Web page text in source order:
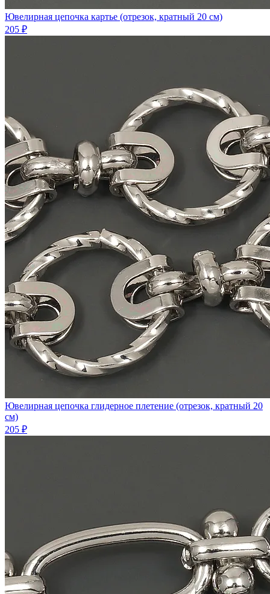
Ювелирная цепочка картье (отрезок, кратный 20 см)
205 ₽
Ювелирная цепочка глидерное плетение (отрезок, кратный 20
см)
205 ₽